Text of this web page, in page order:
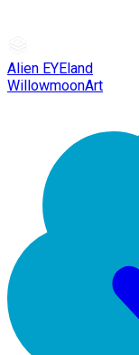
Alien EYEland
WillowmoonArt